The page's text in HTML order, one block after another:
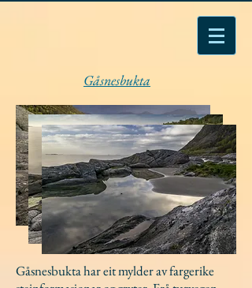
Gåsnesbukta
Gåsnesbukta har eit mylder av fargerike